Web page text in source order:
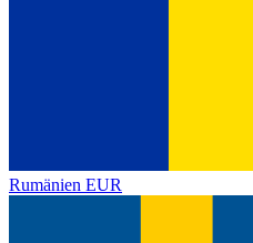
Rumänien EUR